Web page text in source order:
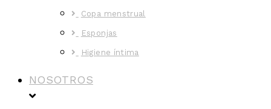
Copa menstrual
Esponjas
Higiene íntima
NOSOTROS